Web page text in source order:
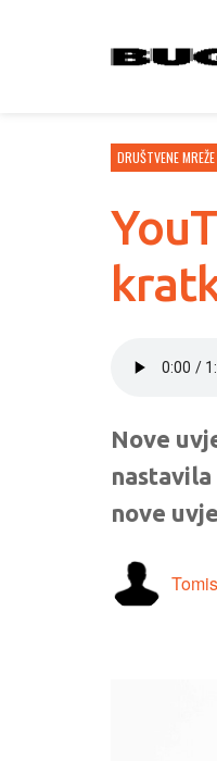
DRUŠTVENE MREŽE
Nove
nove